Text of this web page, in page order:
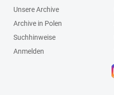
Unsere Archive
Archive in Polen
Suchhinweise
Anmelden